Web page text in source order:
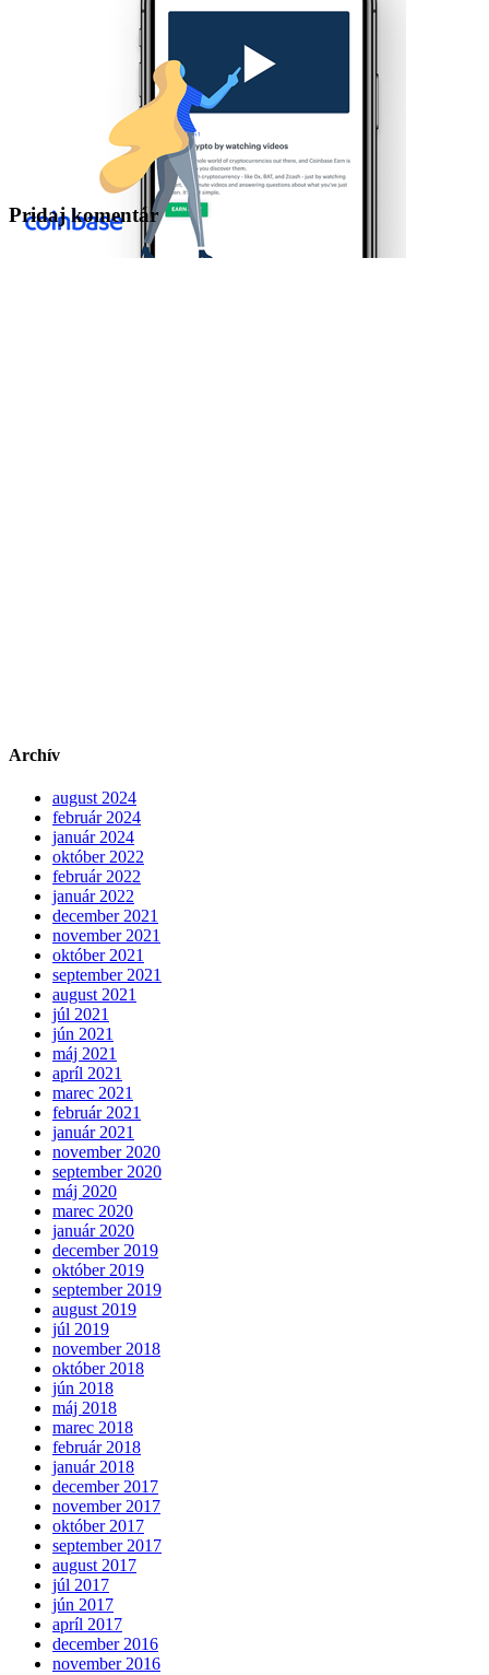
Pridaj komentár
Archív
august 2024
február 2024
január 2024
október 2022
február 2022
január 2022
december 2021
november 2021
október 2021
september 2021
august 2021
júl 2021
jún 2021
máj 2021
apríl 2021
marec 2021
február 2021
január 2021
november 2020
september 2020
máj 2020
marec 2020
január 2020
december 2019
október 2019
september 2019
august 2019
júl 2019
november 2018
október 2018
jún 2018
máj 2018
marec 2018
február 2018
január 2018
december 2017
november 2017
október 2017
september 2017
august 2017
júl 2017
jún 2017
apríl 2017
december 2016
november 2016